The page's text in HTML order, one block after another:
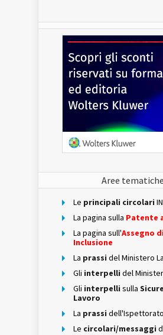
Aree tematiche
Le principali circolari
La pagina sulla Patente
La pagina sull'Assegno
Inclusione
La prassi del Ministero
Gli interpelli del
Gli interpelli sulla
Lavoro
La prassi
Le circolari/messaggi